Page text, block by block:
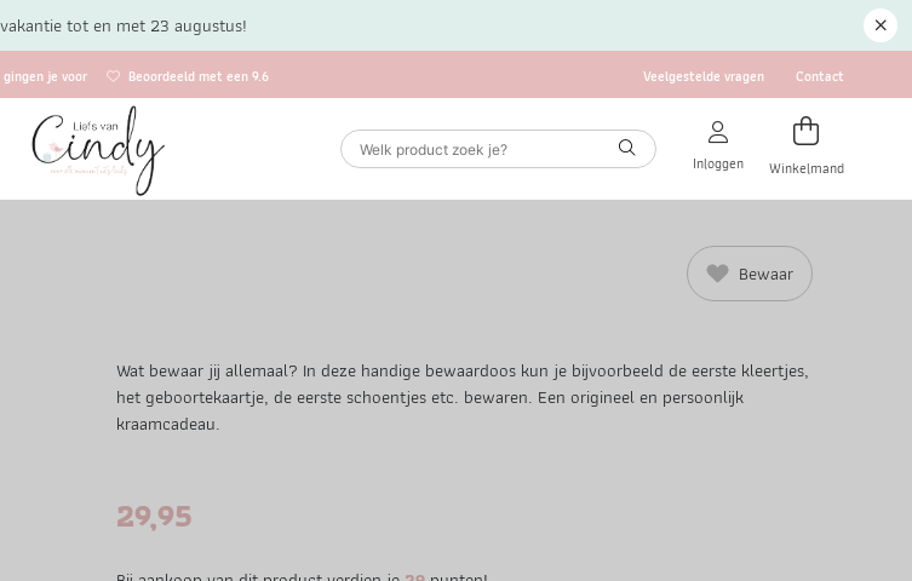
je voor Beoordeeld met een 9.6 Veelgestelde vragen Contact
Inloggen Winkelmand
Bewaar
Wat bewaar jij allemaal? In deze handige bewaardoos kun je bijvoorbeeld de eerste kleertjes,
het geboortekaartje, de eerste schoentjes etc. bewaren. Een origineel en persoonlijk
kraamcadeau.
29,95
tot en met 23 augustus!